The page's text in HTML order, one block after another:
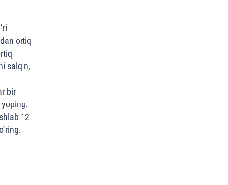
ortiq
salqin,
bir
12